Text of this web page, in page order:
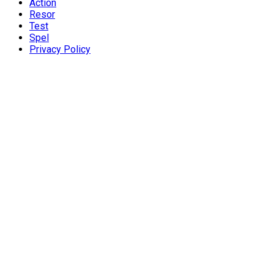
Action
Resor
Test
Spel
Privacy Policy